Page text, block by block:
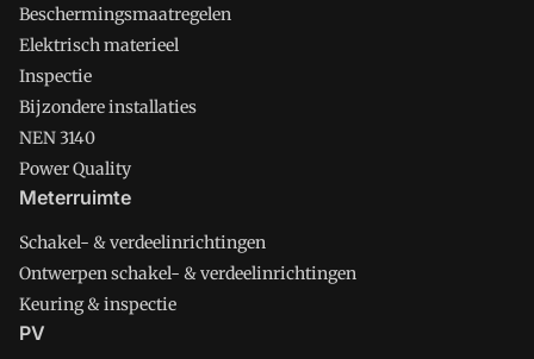
Beschermingsmaatregelen
Elektrisch materieel
Inspectie
Bijzondere installaties
NEN 3140
Power Quality
Meterruimte
Schakel- & verdeelinrichtingen
Ontwerpen schakel- & verdeelinrichtingen
Keuring & inspectie
PV